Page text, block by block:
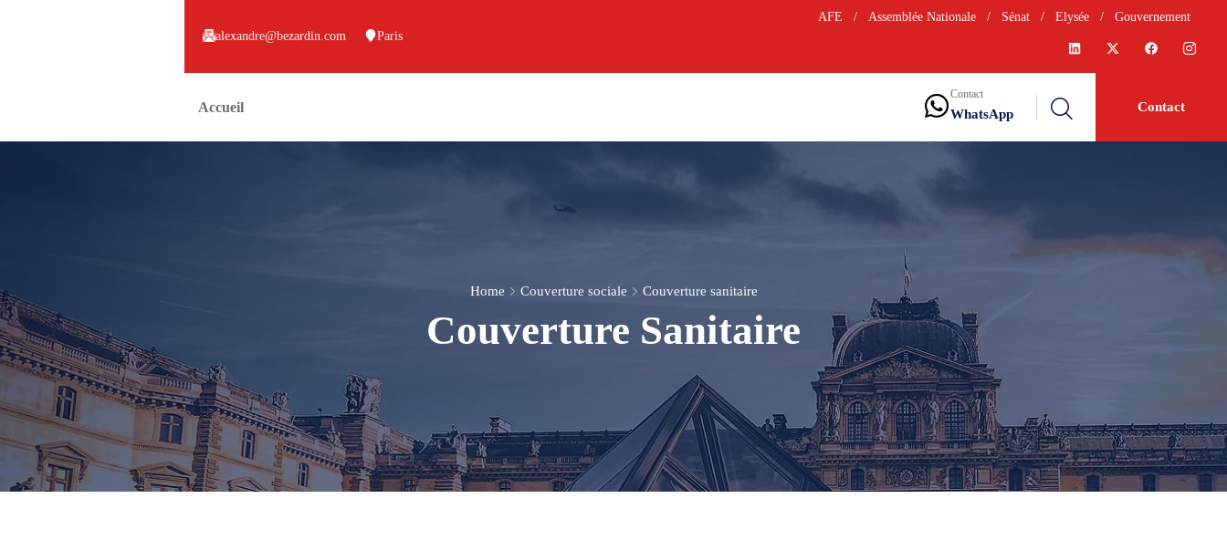
alexandre@bezardin.com Paris
AFE / Assemblée Nationale/ Sénat/ Elysée/ Gouvernement
Accueil
Contact
WhatsApp Contact
Home Couverture sociale Couverture sanitaire
Couverture Sanitaire